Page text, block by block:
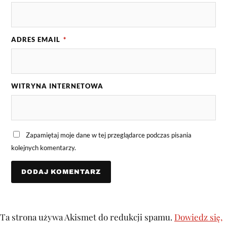
ADRES EMAIL *
WITRYNA INTERNETOWA
Zapamiętaj moje dane w tej przeglądarce podczas pisania
kolejnych komentarzy.
Ta strona używa Akismet do redukcji spamu. Dowiedz się,